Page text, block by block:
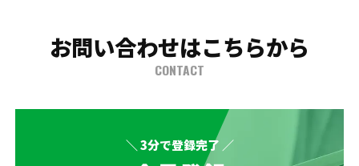
お問い合わせはこちらから
CONTACT
＼ 3分で登録完了 ／